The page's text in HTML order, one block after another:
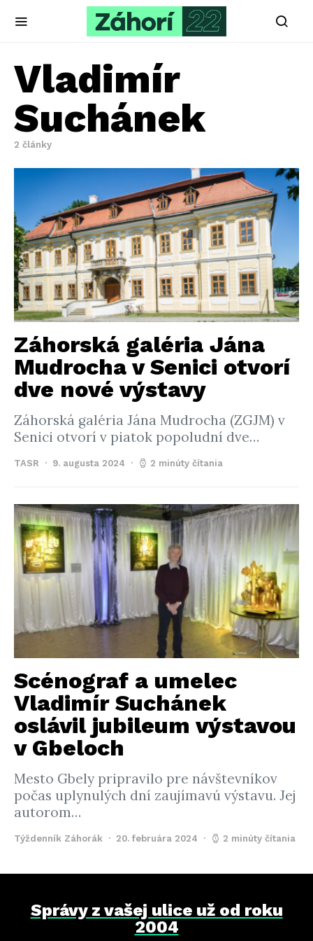
Vladimír
Suchánek
2 články
Záhorská galéria Jána
Mudrocha v Senici otvorí
dve nové výstavy
Záhorská galéria Jána Mudrocha (ZGJM) v
Senici otvorí v piatok popoludní dve…
TASR 9. augusta 2024 2 minúty čítania
Scénograf a umelec
Vladimír Suchánek
oslávil jubileum výstavou
v Gbeloch
Mesto Gbely pripravilo pre návštevníkov
počas uplynulých dní zaujímavú výstavu. Jej
autorom…
Týždenník Záhorák 20. februára 2024 2 minúty čítania
Správy z vašej ulice už od roku
2004